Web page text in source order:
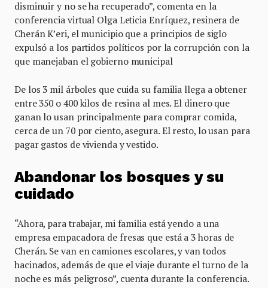
disminuir y no se ha recuperado”, comenta en la
conferencia virtual Olga Leticia Enríquez, resinera de
Cherán K’eri, el municipio que a principios de siglo
expulsó a los partidos políticos por la corrupción con la
que manejaban el gobierno municipal
De los 3 mil árboles que cuida su familia llega a obtener
entre 350 o 400 kilos de resina al mes. El dinero que
ganan lo usan principalmente para comprar comida,
cerca de un 70 por ciento, asegura. El resto, lo usan para
pagar gastos de vivienda y vestido.
Abandonar los bosques y su
cuidado
“Ahora, para trabajar, mi familia está yendo a una
empresa empacadora de fresas que está a 3 horas de
Cherán. Se van en camiones escolares, y van todos
hacinados, además de que el viaje durante el turno de la
noche es más peligroso”, cuenta durante la conferencia.